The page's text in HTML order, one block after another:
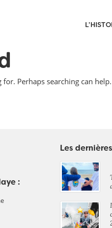
for. Perhaps searching can help.
:
Les